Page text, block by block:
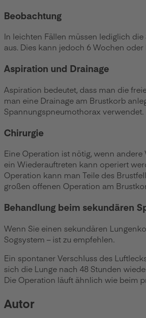
Beobachtung
In leichten Fällen müssen lediglich
aus. Dies kann jedoch 6 Wochen
Aspiration und Drainage
Aspiration bedeutet, dass man die
man eine Drainage am Brustkorb
Spannungspneumothorax
Chirurgie
Eine Operation ist nötig, wenn
ein Wiederauftreten kann operiert
Operation kann man Teile des
großen offenen Operation am
Behandlung beim sekundären
Wenn Sie einen sekundären
Sogsystem – ist zu empfehlen.
Ein spontaner Verschluss des
sich die Lunge nach 48 Stunden
Die Operation läuft ähnlich wie beim
Autor